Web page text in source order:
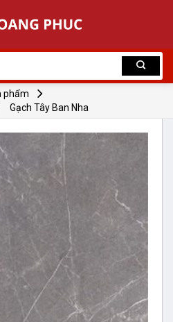
phẩm
Gạch Tây Ban Nha